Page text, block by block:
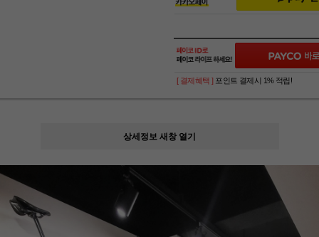
[ 결제혜택 ] 포인트 결제시 1% 적립!
상세정보 새창 열기